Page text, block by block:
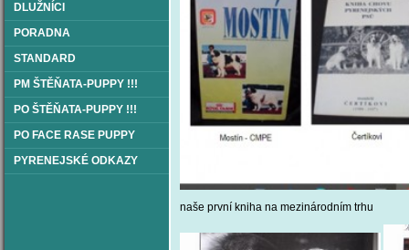
DLUŽNÍCI
PORADNA
STANDARD
PM ŠTĚŇATA-PUPPY !!!
PO ŠTĚŇATA-PUPPY !!!
PO FACE RASE PUPPY
PYRENEJSKÉ ODKAZY
naše první kniha na mezinárodním trhu